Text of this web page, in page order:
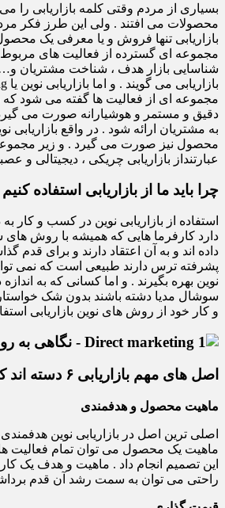
بسیاری از مردم وقتی کلمه بازاریابی را
محصولات می افتند . ولی این طرز فکر
بازاریابی تنها فروش و یا معرفی یک
مجموعه ای گسترده از فعالیت های مربوط
شناسایی بازار هدف ، شناخت مشتریان
مجموعه ای از فعالیت ها گفته می شود
دقیق و مستمر و هوشیارانه صورت می
به مشتریان ارائه شود . در واقع بازاریابی
محصول نیز صورت می گیرد . و زیر مجموعه
عبارتنداز بازاریابی چریکی ، دیجیتالی و
چرا باید ما از بازاریابی استفاده
استفاده از بازاریابی نوین در کسب و کار
دارد کارفرما هایی که همیشه با روش های
داده اند و به آن اعتقاد دارند و برای قدم
پشرفته ترس دارند طبیعی است که نمی
نوین بهره بگیرند . و اما کسانی که به
سوشال مدیا دشته باشند بدون شک
و کار خود از روش های نوین بازاریابی
اصل های مهم بازاریابی ۶ دسته اند که عباتنداز :
ماهیت محصول و هدفمندی
اصلی ترین اصل در بازاریابی نوین
ماهیت یک محصول می توان تمام فعالیت
این تصمیم انجام داد . ماهیت و هدف یک
راحتی می توان به سمت رشد آن قدم